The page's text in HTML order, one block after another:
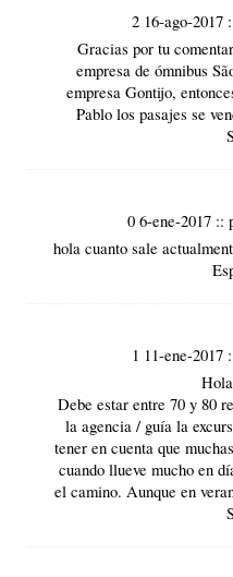
2 16-ago-2017
Gracias por tu
empresa de ómnibus
empresa Gontijo,
Pablo los pasajes se
0 6-ene-2017 ::
hola cuanto sale
1 11-ene-2017
Debe estar entre 70 y 80
la agencia / guía la
tener en cuenta que
cuando llueve mucho en
el camino. Aunque en